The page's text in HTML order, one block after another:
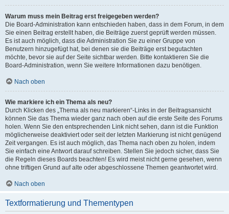
Warum muss mein Beitrag erst freigegeben werden?
Die Board-Administration kann entschieden haben, dass in dem Forum, in dem
Sie einen Beitrag erstellt haben, die Beiträge zuerst geprüft werden müssen.
Es ist auch möglich, dass die Administration Sie zu einer Gruppe von
Benutzern hinzugefügt hat, bei denen sie die Beiträge erst begutachten
möchte, bevor sie auf der Seite sichtbar werden. Bitte kontaktieren Sie die
Board-Administration, wenn Sie weitere Informationen dazu benötigen.
Nach oben
Wie markiere ich ein Thema als neu?
Durch Klicken des „Thema als neu markieren“-Links in der Beitragsansicht
können Sie das Thema wieder ganz nach oben auf die erste Seite des Forums
holen. Wenn Sie den entsprechenden Link nicht sehen, dann ist die Funktion
möglicherweise deaktiviert oder seit der letzten Markierung ist nicht genügend
Zeit vergangen. Es ist auch möglich, das Thema nach oben zu holen, indem
Sie einfach eine Antwort darauf schreiben. Stellen Sie jedoch sicher, dass Sie
die Regeln dieses Boards beachten! Es wird meist nicht gerne gesehen, wenn
ohne triftigen Grund auf alte oder abgeschlossene Themen geantwortet wird.
Nach oben
Textformatierung und Thementypen